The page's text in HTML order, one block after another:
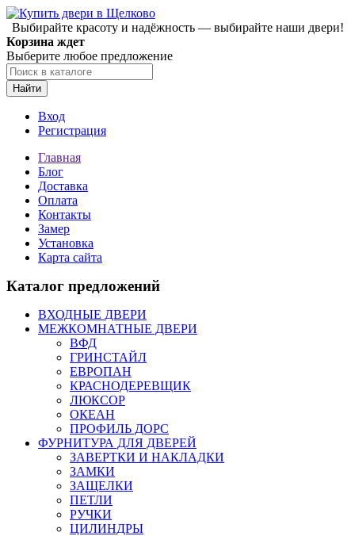
Выбирайте красоту и надёжность — выбирайте наши двери!
Корзина ждет
Выберите любое предложение
Найти
Вход
Регистрация
Главная
Блог
Доставка
Оплата
Контакты
Замер
Установка
Карта сайта
Каталог предложений
ВХОДНЫЕ ДВЕРИ
МЕЖКОМНАТНЫЕ ДВЕРИ
ВФД
ГРИНСТАЙЛ
ЕВРОПАН
КРАСНОДЕРЕВЩИК
ЛЮКСОР
ОКЕАН
ПРОФИЛЬ ДОРС
ФУРНИТУРА ДЛЯ ДВЕРЕЙ
ЗАВЕРТКИ И НАКЛАДКИ
ЗАМКИ
ЗАЩЕЛКИ
ПЕТЛИ
РУЧКИ
ЦИЛИНДРЫ